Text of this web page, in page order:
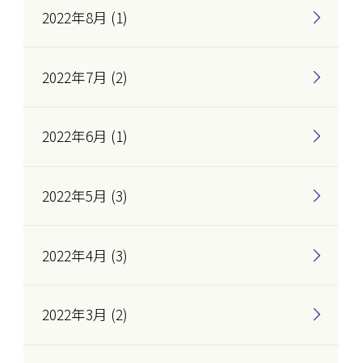
2022年8月 (1)
2022年7月 (2)
2022年6月 (1)
2022年5月 (3)
2022年4月 (3)
2022年3月 (2)